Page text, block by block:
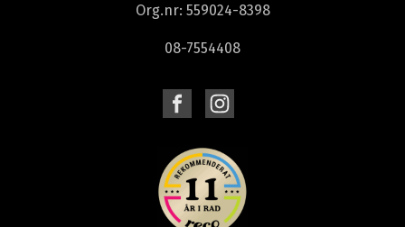
Org.nr: 559024-8398
08-7554408